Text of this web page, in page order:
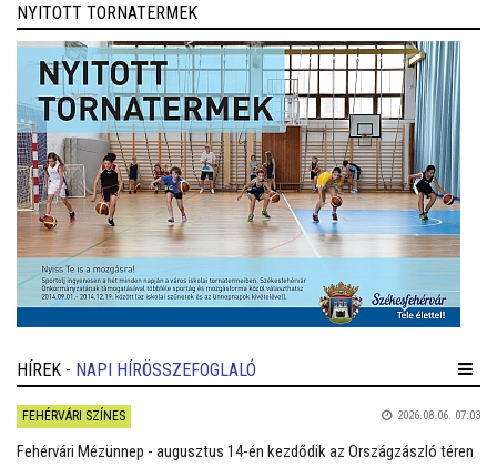
NYITOTT TORNATERMEK
HÍREK - NAPI HÍRÖSSZEFOGLALÓ
FEHÉRVÁRI SZÍNES 2026.08.06. 07:03
Fehérvári Mézünnep - augusztus 14-én kezdődik az Országzászló téren